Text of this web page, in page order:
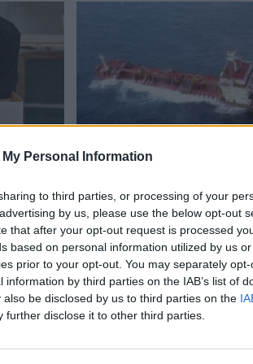
Personal Information
to third parties, or processing of your
by us, please use the below opt-out
that after your opt-out request is processed
based on personal information utilized by us
prior to your opt-out. You may separately
by third parties on the IAB’s list of
be disclosed by us to third parties on the
further disclose it to other third parties.
e
Mbytet anija me 750 tonë
schedule 18:52 / 16/04/2022